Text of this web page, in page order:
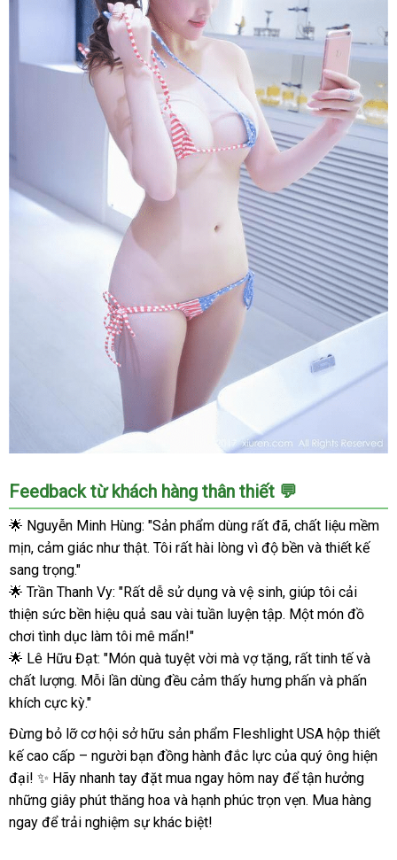
đạo
Fleshlight
USA
cao
cấp
Hộp
thiết
độc
đáo
Khuyến
mãi
Feedback từ khách hàng thân thiết 💬
🌟 Nguyễn Minh Hùng: "Sản phẩm dùng rất đã, chất liệu mềm
mịn, cảm giác như thật. Tôi rất hài lòng vì độ bền và thiết kế
sang trọng."
🌟 Trần Thanh Vy: "Rất dễ sử dụng và vệ sinh, giúp tôi cải
thiện sức bền hiệu quả sau vài tuần luyện tập. Một món đồ
chơi tình dục làm tôi mê mẩn!"
🌟 Lê Hữu Đạt: "Món quà tuyệt vời mà vợ tặng, rất tinh tế và
chất lượng. Mỗi lần dùng đều cảm thấy hưng phấn và phấn
khích cực kỳ."
Đừng bỏ lỡ cơ hội sở hữu sản phẩm Fleshlight USA hộp thiết
kế cao cấp – người bạn đồng hành đắc lực của quý ông hiện
đại! ✨ Hãy nhanh tay đặt mua ngay hôm nay để tận hưởng
những giây phút thăng hoa và hạnh phúc trọn vẹn. Mua hàng
ngay để trải nghiệm sự khác biệt!